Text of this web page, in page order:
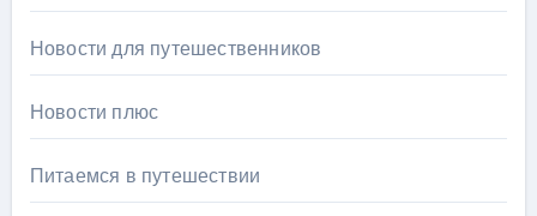
Новости для путешественников
Новости плюс
Питаемся в путешествии